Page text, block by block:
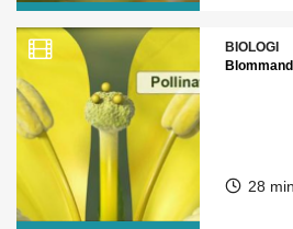
BIOLOGI
28 min